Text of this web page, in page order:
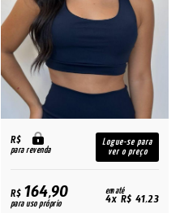
R$
para revenda
Logue-se para
ver o preço
R$164,90
para uso próprio
em até
4x R$ 41,23